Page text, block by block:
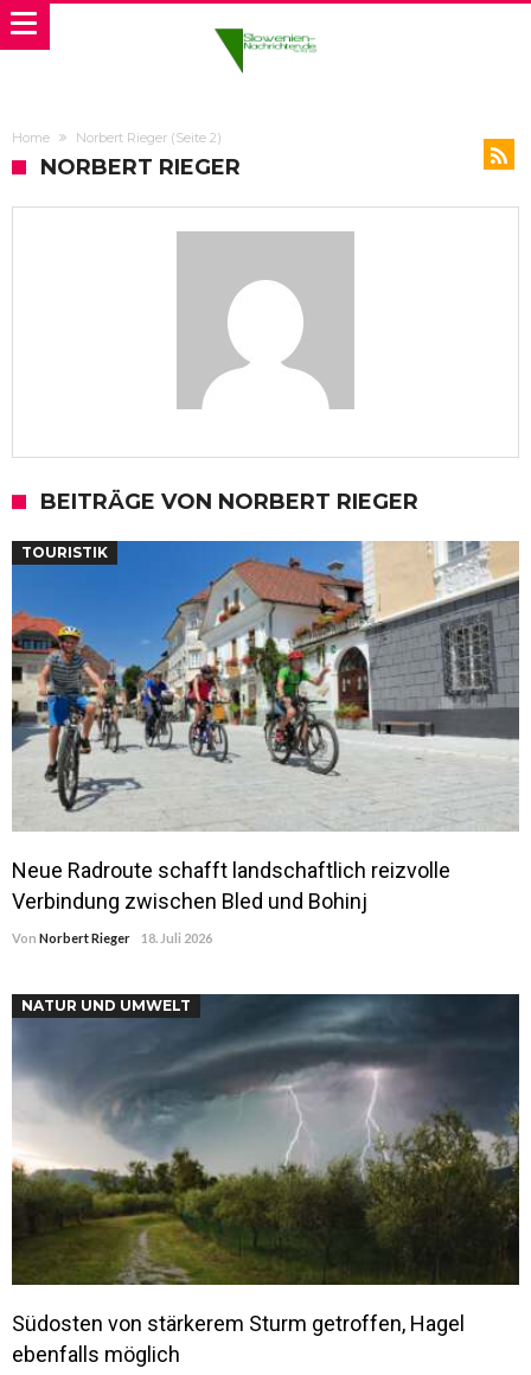
Home Norbert Rieger (Seite 2)
NORBERT RIEGER
BEITRÄGE VON NORBERT RIEGER
TOURISTIK
Neue Radroute schafft landschaftlich reizvolle
Verbindung zwischen Bled und Bohinj
Von Norbert Rieger 18. Juli 2026
NATUR UND UMWELT
Südosten von stärkerem Sturm getroffen, Hagel
ebenfalls möglich